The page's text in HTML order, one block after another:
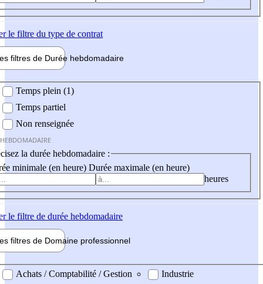
le filtre du type de contrat
filtres de Durée hebdomadaire
Temps plein (1)
Temps partiel
Non renseignée
la durée hebdomadaire :
minimale (en heure) Durée maximale (en heure)
heures
le filtre de durée hebdomadaire
filtres de Domaine professionnel
professionel
Achats / Comptabilité / Gestion
Industrie